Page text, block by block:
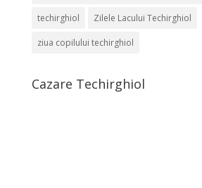
techirghiol Zilele Lacului Techirghiol
ziua copilului techirghiol
Cazare Techirghiol